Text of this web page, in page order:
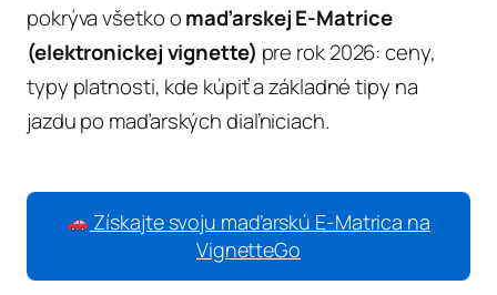
pokrýva všetko omaďarskej E-Matrice
(elektronickej vignette) pre rok 2026: ceny,
typy platnosti, kde kúpiť a základné tipy na
jazdu po maďarských diaľniciach.
Získajte svoju maďarskú E-Matrica na
VignetteGo